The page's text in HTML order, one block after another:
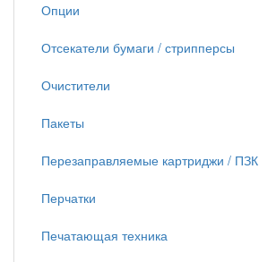
Опции
Отсекатели бумаги / стрипперсы
Очистители
Пакеты
Перезаправляемые картриджи / ПЗК
Перчатки
Печатающая техника